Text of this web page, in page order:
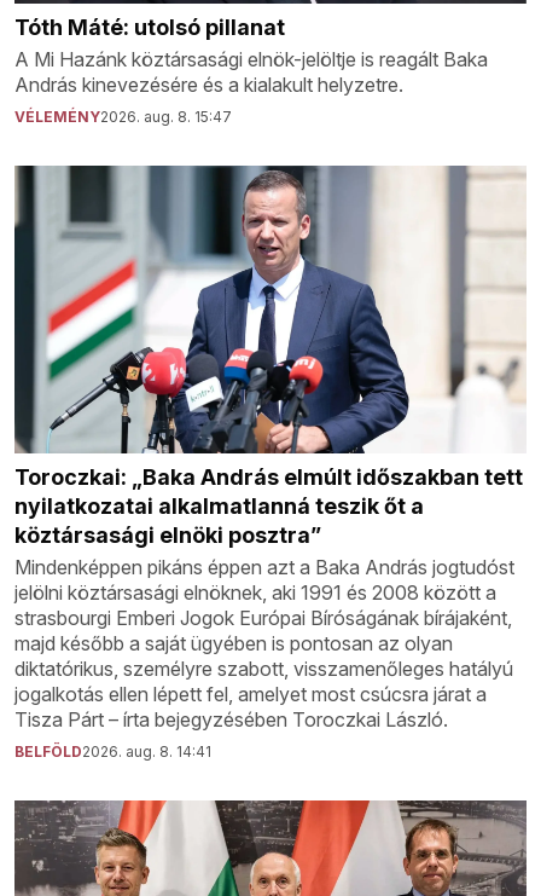
Tóth Máté: utolsó pillanat
A Mi Hazánk köztársasági elnök-jelöltje is reagált Baka
András kinevezésére és a kialakult helyzetre.
VÉLEMÉNY2026. aug. 8. 15:47
Toroczkai: „Baka András elmúlt időszakban tett
nyilatkozatai alkalmatlanná teszik őt a
köztársasági elnöki posztra”
Mindenképpen pikáns éppen azt a Baka András jogtudóst
jelölni köztársasági elnöknek, aki 1991 és 2008 között a
strasbourgi Emberi Jogok Európai Bíróságának bírájaként,
majd később a saját ügyében is pontosan az olyan
diktatórikus, személyre szabott, visszamenőleges hatályú
jogalkotás ellen lépett fel, amelyet most csúcsra járat a
Tisza Párt – írta bejegyzésében Toroczkai László.
BELFÖLD2026. aug. 8. 14:41